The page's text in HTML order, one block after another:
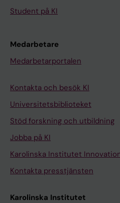
Student på KI
Medarbetare
Medarbetarportalen
Kontakta och besök KI
Universitetsbiblioteket
Stöd forskning och utbildning
Jobba på KI
Karolinska Institutet
Kontakta presstjänsten
Karolinska Institutet